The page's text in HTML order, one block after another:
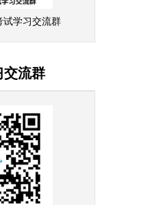
试学习交流群
交流群